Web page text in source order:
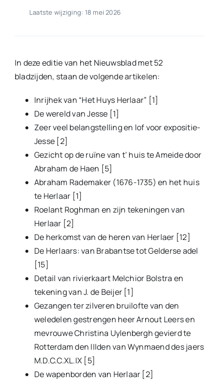
Laatste wijziging: 18 mei 2026
In deze editie van het Nieuwsblad met 52
bladzijden, staan de volgende artikelen:
Inrijhek van “Het Huys Herlaar” [1]
De wereld van Jesse [1]
Zeer veel belangstelling en lof voor expositie-
Jesse [2]
Gezicht op de ruïne van t’ huis te Ameide door
Abraham de Haen [5]
Abraham Rademaker (1676-1735) en het huis
te Herlaar [1]
Roelant Roghman en zijn tekeningen van
Herlaar [2]
De herkomst van de heren van Herlaer [12]
De Herlaars: van Brabantse tot Gelderse adel
[15]
Detail van rivierkaart Melchior Bolstra en
tekening van J. de Beijer [1]
Gezangen ter zilveren bruilofte van den
weledelen gestrengen heer Arnout Leers en
mevrouwe Christina Uylenbergh gevierd te
Rotterdam den IIIden van Wynmaend des jaers
M.D.C.C.XL.IX [5]
De wapenborden van Herlaar [2]